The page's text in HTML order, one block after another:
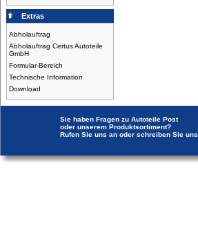
Extras
Abholauftrag
Abholauftrag Certus Autoteile
GmbH
Formular-Bereich
Technische Information
Download
Sie haben Fragen zu Autoteile Post
oder unserem Produktsortiment?
Rufen Sie uns an oder schreiben Sie uns.